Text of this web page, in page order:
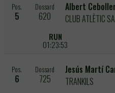
Pos.
5
Dossard
620
Albert
CLUB ATLÈTIC
RUN
01:23:53
Pos.
6
Dossard
725
Jesús Martí
TRANKILS